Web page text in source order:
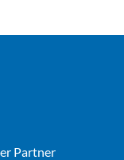
Partner